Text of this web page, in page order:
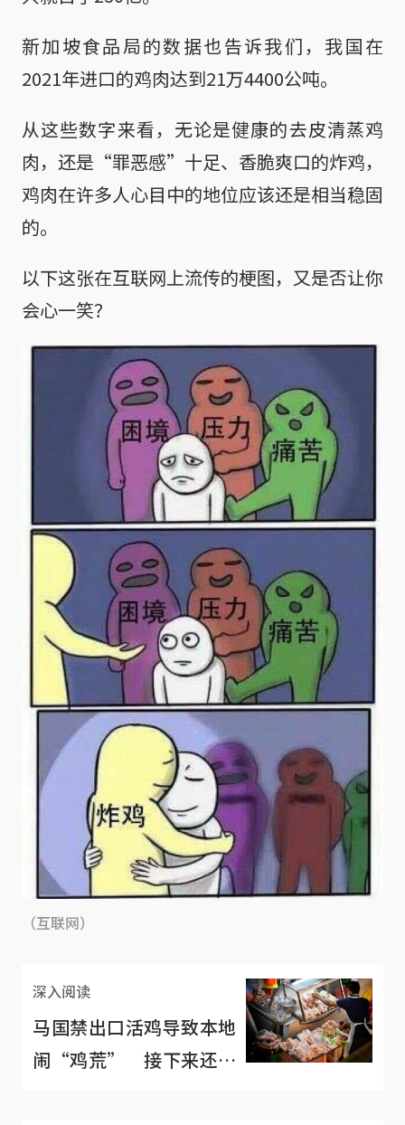
新加坡食品局的数据也告诉我们，我国在
2021年进口的鸡肉达到21万4400公吨。
从这些数字来看，无论是健康的去皮清蒸鸡
肉，还是“罪恶感”十足、香脆爽口的炸鸡，
鸡肉在许多人心目中的地位应该还是相当稳固
的。
以下这张在互联网上流传的梗图，又是否让你
会心一笑？
（互联网）
深入阅读
马国禁出口活鸡导致本地
闹“鸡荒” 接下来还有